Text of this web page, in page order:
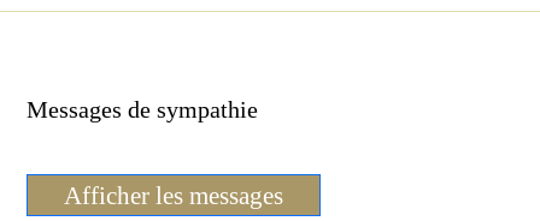
Messages de sympathie
Afficher les messages